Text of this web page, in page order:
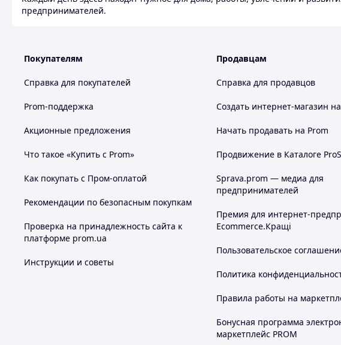
предпринимателей.
Покупателям
Справка для покупателей
Prom-поддержка
Акционные предложения
Что такое «Купить с Prom»
Как покупать с Пром-оплатой
Рекомендации по безопасным покупкам
Проверка на принадлежность сайта к
платформе prom.ua
Инструкции и советы
Продавцам
Справка для продавцов
Создать интернет-магазин
Начать продавать на Prom
Продвижение в Каталоге
Sprava.prom — медиа для
предпринимателей
Премия для интернет-
Ecommerce.Кращі
Пользовательское
Политика
Правила работы на
Бонусная программа
маркетплейс PROM